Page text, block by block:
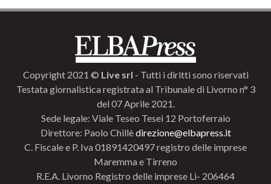
Copyright 2021 © Live srl - Tutti i diritti sono riservati
Testata giornalistica registrata al Tribunale di Livorno n° 3
del 07 Aprile 2021.
Sede legale: Viale Teseo Tesei 12 Portoferraio
Direttore: Paolo Chillèdirezione@elbapress.it
C. Fiscale e P. Iva 01891420497 registro delle imprese
Maremma e Tirreno
R.E.A. Livorno Registro delle imprese Li- 206464